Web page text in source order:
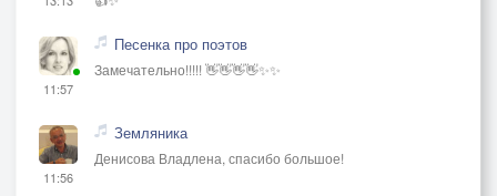
11:57
Песенка про поэтов
Замечательно!!!!! 👋👋👋👋✨✨
11:56
Земляника
Денисова Владлена, спасибо большое!